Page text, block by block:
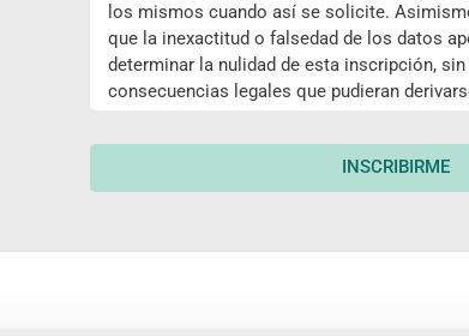
los mismos cuando así se solicite.
que la inexactitud o falsedad de los datos
determinar la nulidad de esta inscripción,
consecuencias legales que pudieran
INSCRIBIRME